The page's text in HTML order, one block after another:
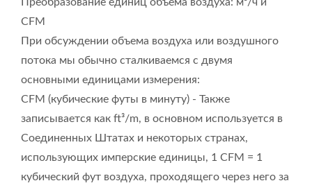
CFM
При обсуждении объема воздуха или воздушного
потока мы обычно сталкиваемся с двумя
основными единицами измерения:
CFM (кубические футы в минуту) - Также
записывается как ft³/m, в основном используется в
Соединенных Штатах и некоторых странах,
использующих имперские единицы, 1 CFM = 1
кубический фут воздуха, проходящего через него за